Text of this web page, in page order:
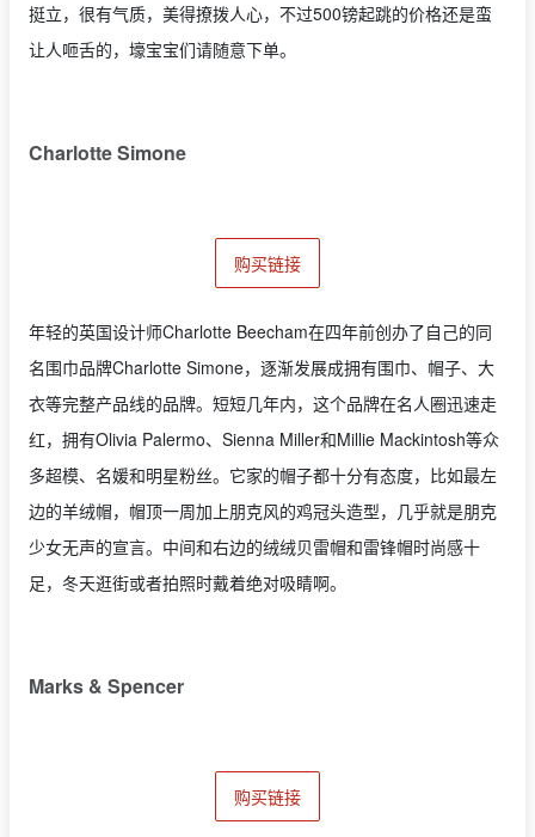
挺立，很有气质，美得撩拨人心，不过500镑起跳的价格还是蛮
让人咂舌的，壕宝宝们请随意下单。
Charlotte Simone
购买链接
年轻的英国设计师Charlotte Beecham在四年前创办了自己的同
名围巾品牌Charlotte Simone，逐渐发展成拥有围巾、帽子、大
衣等完整产品线的品牌。短短几年内，这个品牌在名人圈迅速走
红，拥有Olivia Palermo、Sienna Miller和Millie Mackintosh等众
多超模、名媛和明星粉丝。它家的帽子都十分有态度，比如最左
边的羊绒帽，帽顶一周加上朋克风的鸡冠头造型，几乎就是朋克
少女无声的宣言。中间和右边的绒绒贝雷帽和雷锋帽时尚感十
足，冬天逛街或者拍照时戴着绝对吸睛啊。
Marks & Spencer
购买链接